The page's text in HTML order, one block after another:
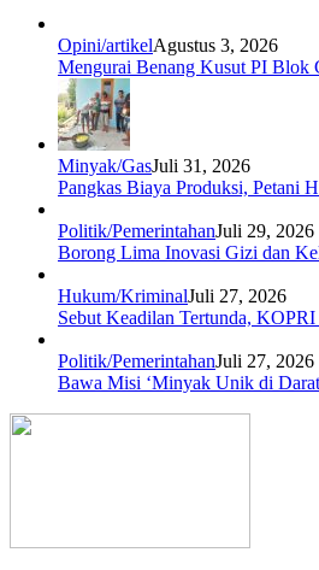
Opini/artikelAgustus 3, 2026
Mengurai Benang Kusut PI
Minyak/GasJuli 31, 2026
Pangkas Biaya Produksi, Petani
Politik/PemerintahanJuli 29, 2026
Borong Lima Inovasi Gizi dan
Hukum/KriminalJuli 27, 2026
Sebut Keadilan Tertunda,
Politik/PemerintahanJuli 27, 2026
Bawa Misi ‘Minyak Unik di